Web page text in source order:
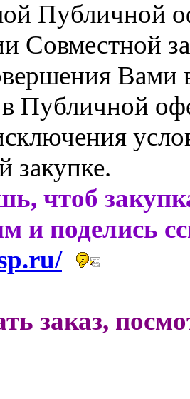
Публичной
Совместной
Вами
Публичной
закупке.
чтоб
и поделись
заказ,